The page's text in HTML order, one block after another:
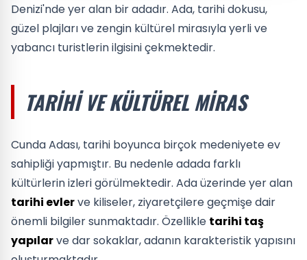
Denizi'nde yer alan bir adadır. Ada, tarihi dokusu,
güzel plajları ve zengin kültürel mirasıyla yerli ve
yabancı turistlerin ilgisini çekmektedir.
TARIHI VE KÜLTÜREL MIRAS
Cunda Adası, tarihi boyunca birçok medeniyete ev
sahipliği yapmıştır. Bu nedenle adada farklı
kültürlerin izleri görülmektedir. Ada üzerinde yer alan
tarihi evlerve kiliseler, ziyaretçilere geçmişe dair
önemli bilgiler sunmaktadır. Özellikle tarihi taş
yapılarve dar sokaklar, adanın karakteristik yapısını